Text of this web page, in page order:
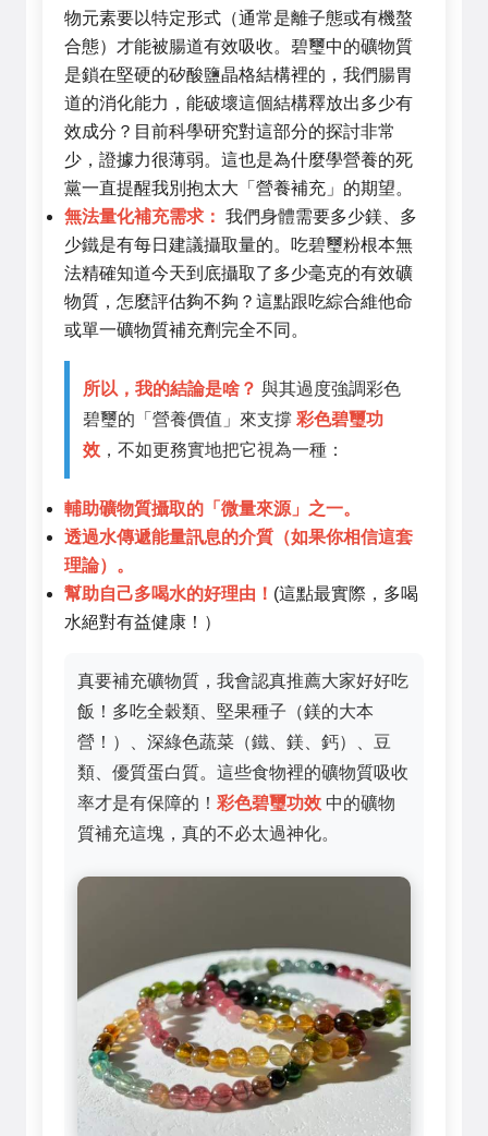
物元素要以特定形式（通常是離子態或有機螯
合態）才能被腸道有效吸收。碧璽中的礦物質
是鎖在堅硬的矽酸鹽晶格結構裡的，我們腸胃
道的消化能力，能破壞這個結構釋放出多少有
效成分？目前科學研究對這部分的探討非常
少，證據力很薄弱。這也是為什麼學營養的死
黨一直提醒我別抱太大「營養補充」的期望。
無法量化補充需求： 我們身體需要多少鎂、多
少鐵是有每日建議攝取量的。吃碧璽粉根本無
法精確知道今天到底攝取了多少毫克的有效礦
物質，怎麼評估夠不夠？這點跟吃綜合維他命
或單一礦物質補充劑完全不同。
所以，我的結論是啥？ 與其過度強調彩色
碧璽的「營養價值」來支撐 彩色碧璽功
效 ，不如更務實地把它視為一種：
輔助礦物質攝取的「微量來源」之一。
透過水傳遞能量訊息的介質（如果你相信這套
理論）。
幫助自己多喝水的好理由！ (這點最實際，多喝
水絕對有益健康！）
真要補充礦物質，我會認真推薦大家好好吃
飯！多吃全穀類、堅果種子（鎂的大本
營！）、深綠色蔬菜（鐵、鎂、鈣）、豆
類、優質蛋白質。這些食物裡的礦物質吸收
率才是有保障的！ 彩色碧璽功效 中的礦物
質補充這塊，真的不必太過神化。